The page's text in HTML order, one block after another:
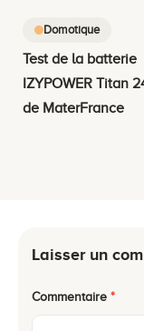
Domotique
Test de la batterie
IZYPOWER Titan
de MaterFrance
Laisser un
Commentaire *